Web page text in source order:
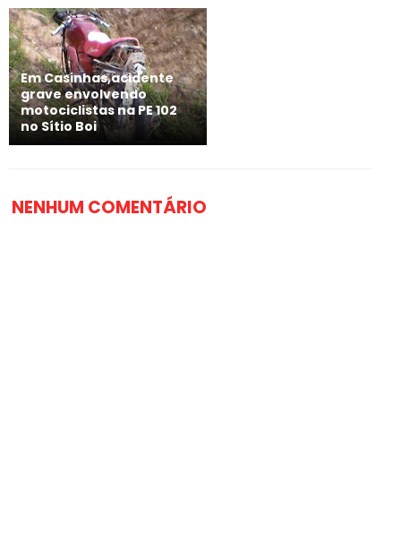
Em Casinhas,acidente
grave envolvendo
motociclistas na PE 102
no Sítio Boi
NENHUM COMENTÁRIO